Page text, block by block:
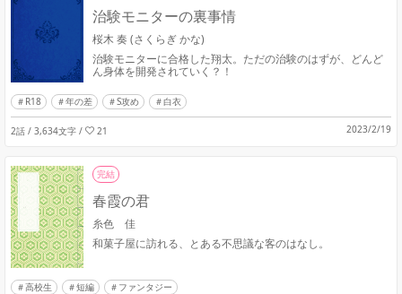
治験モニターの裏事情
桜木 奏 (さくらぎ かな)
治験モニターに合格した翔太。ただの治験のはずが、どんど
ん身体を開発されていく？！
R18 年の差 S攻め 白衣
2話 / 3,634文字 / 21 2023/2/19
完結
春霞の君
糸色 佳
和菓子屋に訪れる、とある不思議な客のはなし。
高校生 短編 ファンタジー